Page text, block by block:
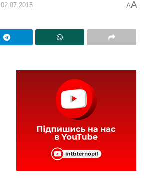
02.07.2015 AA